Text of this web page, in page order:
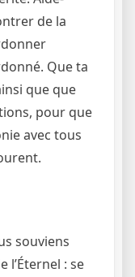
de la
Que ta
que que
pour que
avec tous
souviens
l’Éternel : se